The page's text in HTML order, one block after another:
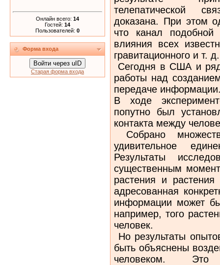
Онлайн всего: 14
Гостей: 14
Пользователей: 0
Форма входа
Войти через uID
Старая форма входа
телепатической
доказана. При этом
что канал
влияния всех
гравитационного и т. д.
Сегодня в США и
работы над
передаче
В ходе
попутно был
контакта между
Собрано
удивительное
Результаты
существенным
растения и
адресованная
информации может
например, того
человек.
Но результаты
быть объяснены
человеком. Это